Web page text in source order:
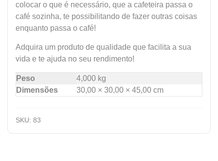
colocar o que é necessário, que a cafeteira passa o
café sozinha, te possibilitando de fazer outras coisas
enquanto passa o café!
Adquira um produto de qualidade que facilita a sua
vida e te ajuda no seu rendimento!
Peso
4,000 kg
Dimensões
30,00 × 30,00 × 45,00 cm
SKU: 83